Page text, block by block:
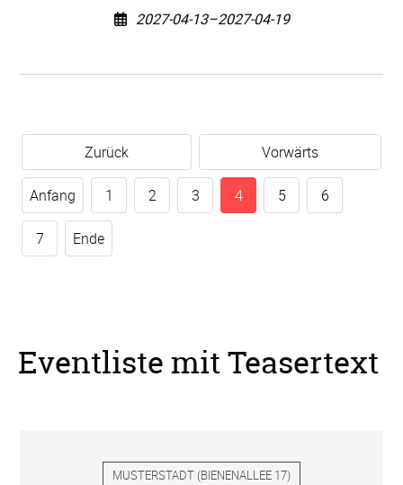
2027-04-13–2027-04-19
Zurück Vorwärts
Anfang 1 2 3 4 5 6
7 Ende
Eventliste mit Teasertext
MUSTERSTADT (BIENENALLEE 17)